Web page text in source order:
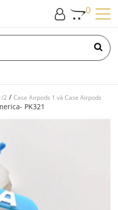
0
2 / Case Airpods 1 và Case Airpods
PK321